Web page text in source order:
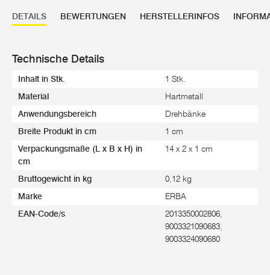
DETAILS BEWERTUNGEN HERSTELLERINFOS
Technische Details
Inhalt in Stk. 1 Stk.
Material Hartmetall
Anwendungsbereich Drehbänke
Breite Produkt in cm 1 cm
Verpackungsmaße (L x B x H) in
cm
14 x 2 x 1 cm
Bruttogewicht in kg 0,12 kg
Marke ERBA
EAN-Code/s
2013350002806,
9003321090683,
9003324090680